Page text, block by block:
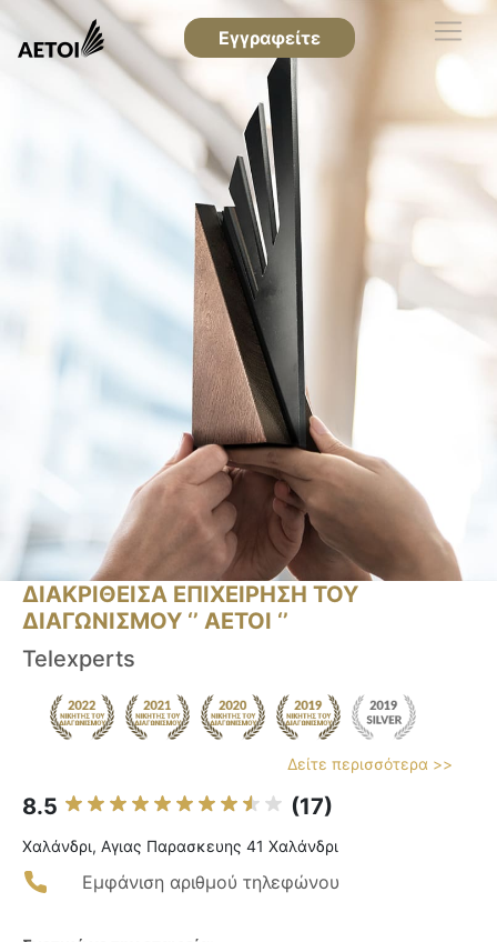
Εγγραφείτε
ΔΙΑΚΡΙΘΕΙΣΑ ΕΠΙΧΕΙΡΗΣΗ ΤΟΥ
ΔΙΑΓΩΝΙΣΜΟΥ ‘’ ΑΕΤΟΙ ‘’
Telexperts
Δείτε περισσότερα >>
8.5 (17)
Χαλάνδρι, Αγιας Παρασκευης 41 Χαλάνδρι
Εμφάνιση αριθμού τηλεφώνου